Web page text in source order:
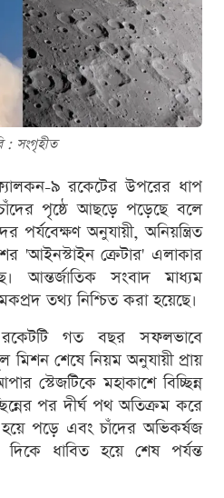
: সংগৃহীত
৯ রকেটের উপরের ধাপ
পৃষ্ঠে আছড়ে পড়েছে বলে
পর্যবেক্ষণ অনুযায়ী, অনিয়ন্ত্রিত
'আইনস্টাইন ক্রেটার' এলাকার
আন্তর্জাতিক সংবাদ মাধ্যম
তথ্য নিশ্চিত করা হয়েছে।
গত বছর সফলভাবে
মিশন শেষে নিয়ম অনুযায়ী প্রায়
স্টেজটিকে মহাকাশে বিচ্ছিন্ন
পর দীর্ঘ পথ অতিক্রম করে
হয়ে পড়ে এবং চাঁদের অভিকর্ষজ
দিকে ধাবিত হয়ে শেষ পর্যন্ত